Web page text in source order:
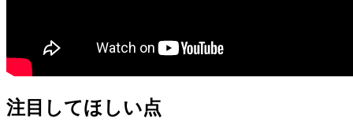
注目してほしい点